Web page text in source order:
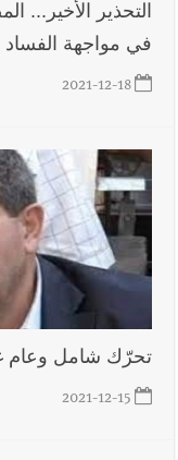
التحذير الأخير...
في مواجهة الفساد
2021-12-18
تحرّك شامل وعام
2021-12-15